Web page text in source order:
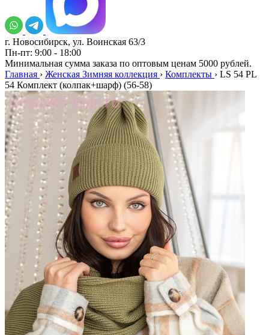
г. Новосибирск, ул. Воинская 63/3
Пн-пт: 9:00 - 18:00
Минимальная сумма заказа по оптовым ценам 5000 рублей.
Главная › Женская Зимняя коллекция › Комплекты › LS 54 PL
54 Комплект (колпак+шарф) (56-58)